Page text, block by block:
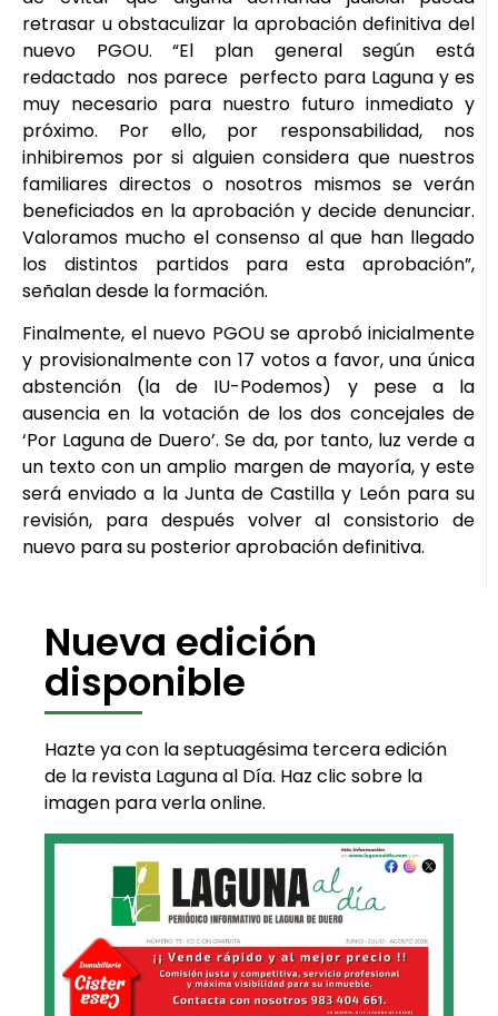
retrasar u obstaculizar la aprobación definitiva del
nuevo PGOU. “El plan general según está
redactado nos parece perfecto para Laguna y es
muy necesario para nuestro futuro inmediato y
próximo. Por ello, por responsabilidad, nos
inhibiremos por si alguien considera que nuestros
familiares directos o nosotros mismos se verán
beneficiados en la aprobación y decide denunciar.
Valoramos mucho el consenso al que han llegado
los distintos partidos para esta aprobación”,
señalan desde la formación.
Finalmente, el nuevo PGOU se aprobó inicialmente
y provisionalmente con 17 votos a favor, una única
abstención (la de IU-Podemos) y pese a la
ausencia en la votación de los dos concejales de
‘Por Laguna de Duero’. Se da, por tanto, luz verde a
un texto con un amplio margen de mayoría, y este
será enviado a la Junta de Castilla y León para su
revisión, para después volver al consistorio de
nuevo para su posterior aprobación definitiva.
Nueva edición
disponible
Hazte ya con la septuagésima tercera edición
de la revista Laguna al Día. Haz clic sobre la
imagen para verla online.